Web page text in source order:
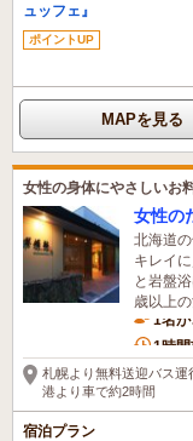
ュッフェ』
ポイントUP
MAPを見る
女性の身体にやさしいお
女性の
北海道
キレイ
と岩盤
歳以上
1名が
1時
札幌より無料送迎バス
港より車で約2時間
宿泊プラン